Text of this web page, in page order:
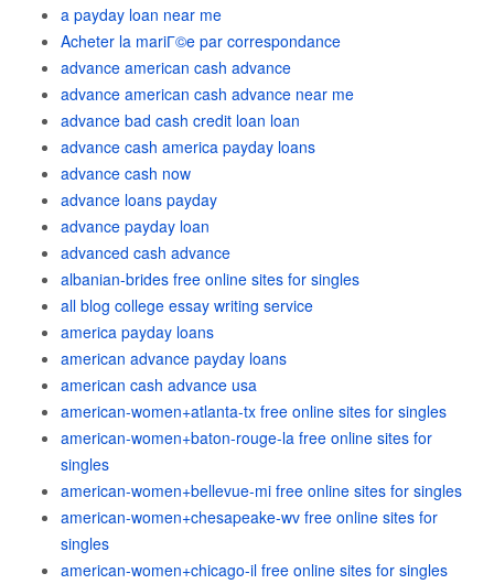
a payday loan near me
Acheter la mariГ©e par correspondance
advance american cash advance
advance american cash advance near me
advance bad cash credit loan loan
advance cash america payday loans
advance cash now
advance loans payday
advance payday loan
advanced cash advance
albanian-brides free online sites for singles
all blog college essay writing service
america payday loans
american advance payday loans
american cash advance usa
american-women+atlanta-tx free online sites for singles
american-women+baton-rouge-la free online sites for
singles
american-women+bellevue-mi free online sites for singles
american-women+chesapeake-wv free online sites for
singles
american-women+chicago-il free online sites for singles